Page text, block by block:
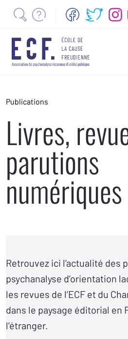
Publications
Livres,
parutions
numériques
Retrouvez ici l’actualité des
psychanalyse d’orientation
les revues de l’ECF et du
dans le paysage éditorial en
l’étranger.